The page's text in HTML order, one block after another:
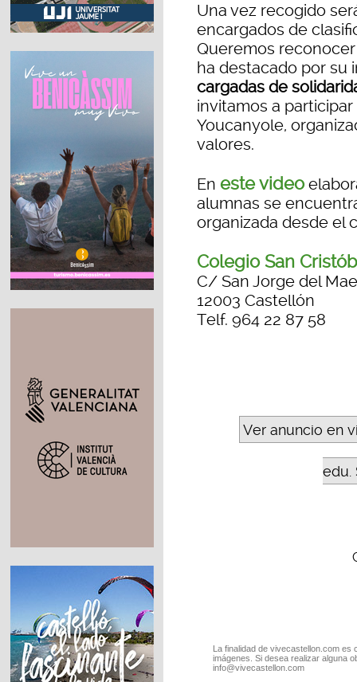
Una vez recogido
encargados de
Queremos
ha destacado por su
cargadas de
invitamos a
Youcanyole,
valores.
En este video
alumnas se
organizada desde el
Colegio San
C/ San Jorge del
12003 Castellón
Telf. 964 22 87 58
Ver anuncio en
edu.
La finalidad de vivecastellon.com
imágenes. Si desea realizar alguna
info@vivecastellon.com